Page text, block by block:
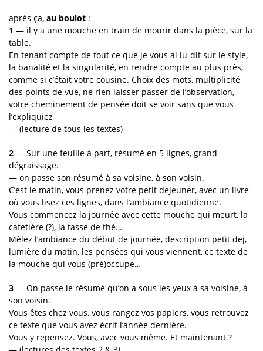
après ça, au boulot :
1 — il y a une mouche en train de mourir dans la pièce, sur la
table.
En tenant compte de tout ce que je vous ai lu-dit sur le style,
la banalité et la singularité, en rendre compte au plus près,
comme si c’était votre cousine. Choix des mots, multiplicité
des points de vue, ne rien laisser passer de l’observation,
votre cheminement de pensée doit se voir sans que vous
l’expliquiez
— (lecture de tous les textes)
2 — Sur une feuille à part, résumé en 5 lignes, grand
dégraissage.
— on passe son résumé à sa voisine, à son voisin.
C’est le matin, vous prenez votre petit dejeuner, avec un livre
où vous lisez ces lignes, dans l’ambiance quotidienne.
Vous commencez la journée avec cette mouche qui meurt, la
cafetière (?), la tasse de thé…
Mêlez l’ambiance du début de journée, description petit dej,
lumière du matin, les pensées qui vous viennent, ce texte de
la mouche qui vous (pré)occupe…
3 — On passe le résumé qu’on a sous les yeux à sa voisine, à
son voisin.
Vous êtes chez vous, vous rangez vos papiers, vous retrouvez
ce texte que vous avez écrit l’année dernière.
Vous y repensez. Vous, avec vous même. Et maintenant ?